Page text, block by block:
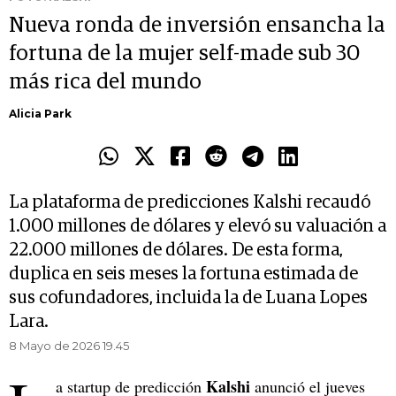
Nueva ronda de inversión ensancha la
fortuna de la mujer self-made sub 30
más rica del mundo
Alicia Park
La plataforma de predicciones Kalshi recaudó
1.000 millones de dólares y elevó su valuación a
22.000 millones de dólares. De esta forma,
duplica en seis meses la fortuna estimada de
sus cofundadores, incluida la de Luana Lopes
Lara.
8 Mayo de 2026 19.45
a startup de predicción Kalshi anunció el jueves